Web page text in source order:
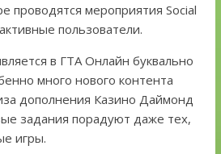
проводятся мероприятия Social
пользователи.
в ГТА Онлайн буквально
много нового контента
дополнения Казино Даймонд
задания порадуют даже тех,
игры.